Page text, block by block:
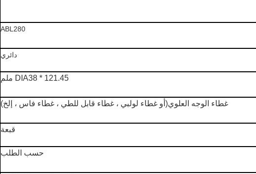
ABL280
دائري
DIA38 * 121.45 ملم
غطاء الوجه العلوي(أو غطاء لولبي ، غطاء قابل للطي ، غطاء فاس ، إلخ)
قبعة
حسب الطلب